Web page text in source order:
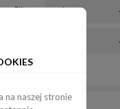
Filtry
na naszej stronie